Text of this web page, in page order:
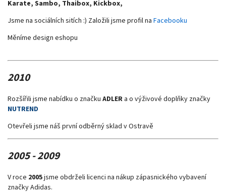
Karate, Sambo, Thaibox, Kickbox,
Jsme na sociálních sitích :) Založili jsme profil na Facebooku
Měníme design eshopu
2010
Rozšířili jsme nabídku o značku ADLER a o výživové doplňky značky
NUTREND
Otevřeli jsme náš první odběrný sklad v Ostravě
2005 - 2009
V roce 2005jsme obdrželi licenci na nákup zápasnického vybavení
značky Adidas.